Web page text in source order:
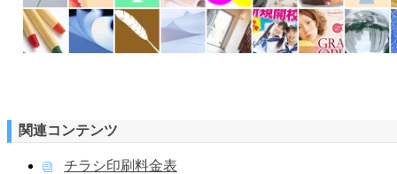
関連コンテンツ
チラシ印刷料金表